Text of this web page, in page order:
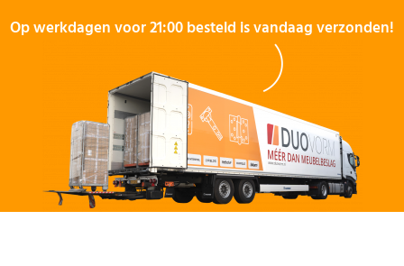
Op werkdagen voor 21:00 besteld is vandaag verzonden!